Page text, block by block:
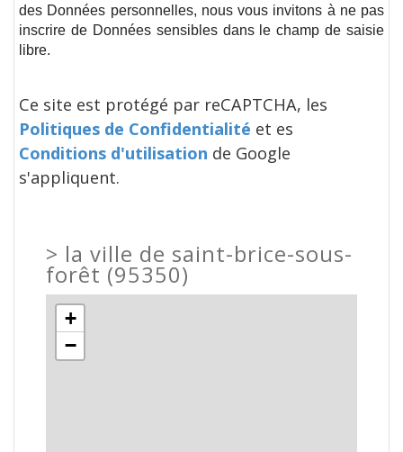
des Données personnelles, nous vous invitons à ne pas
inscrire de Données sensibles dans le champ de saisie
libre.
Ce site est protégé par reCAPTCHA, les
Politiques de Confidentialité et es
Conditions d'utilisation de Google
s'appliquent.
> la ville de saint-brice-sous-
forêt (95350)
+
−